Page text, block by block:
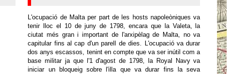
L'ocupació de Malta per part de les hosts napoleòniques va
tenir lloc el 10 de juny de 1798, encara que la Valeta, la
ciutat més gran i important de l'arxipèlag de Malta, no va
capitular fins al cap d'un parell de dies. L'ocupació va durar
dos anys escassos, tenint en compte que va ser inútil com a
base militar ja que l'1 d'agost de 1798, la Royal Navy va
iniciar un bloqueig sobre l'illa que va durar fins la seva